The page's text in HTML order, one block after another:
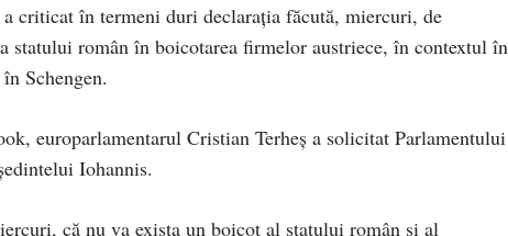
criticat în termeni duri declarația făcută, miercuri, de
statului român în boicotarea firmelor austriece, în contextul în
Schengen.
europarlamentarul Cristian Terheș a solicitat Parlamentului
Iohannis.
că nu va exista un boicot al statului român și al